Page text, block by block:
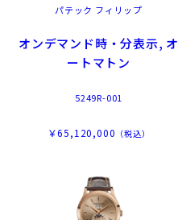
パテック フィリップ
オンデマンド時・分表示, オ
ートマトン
5249R-001
￥65,120,000 （税込）